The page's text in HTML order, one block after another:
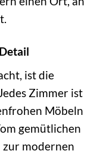
ist die
Zimmer ist
Möbeln
gemütlichen
modernen